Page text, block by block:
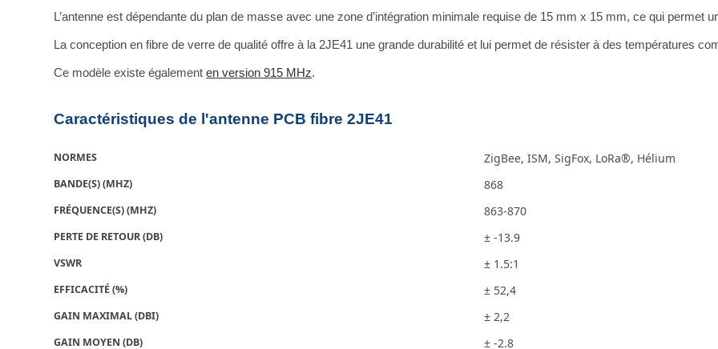
L’antenne est dépendante du plan de masse avec une zone d’intégration minimale requise de 15 mm x 15 mm, ce qui permet
La conception en fibre de verre de qualité offre à la 2JE41 une grande durabilité et lui permet de résister à des températures
Ce modèle existe égalementen version 915 MHz.
Caractéristiques de l'antenne PCB fibre 2JE41
NORMES ZigBee, ISM, SigFox, LoRa®, Hélium
BANDE(S) (MHZ) 868
FRÉQUENCE(S) (MHZ) 863-870
PERTE DE RETOUR (DB) ± -13.9
VSWR ± 1.5:1
EFFICACITÉ (%) ± 52,4
GAIN MAXIMAL (DBI) ± 2,2
GAIN MOYEN (DB) ± -2.8